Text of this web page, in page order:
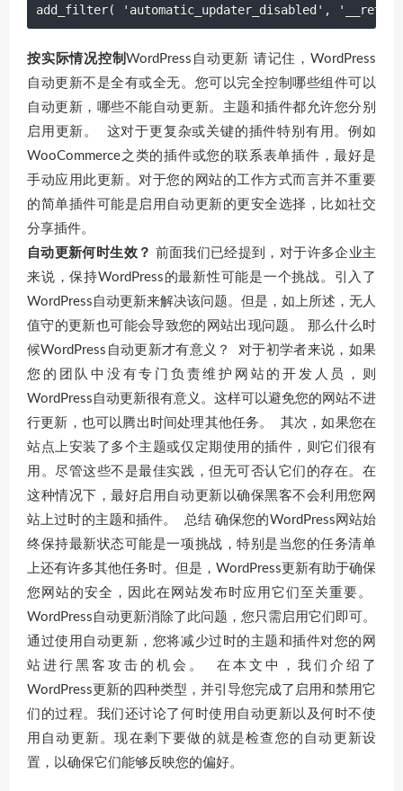
add_filter( 'automatic_updater_disabled',
按实际情况控制WordPress自动更新 请记住，WordPress
自动更新不是全有或全无。您可以完全控制哪些组件可以
自动更新，哪些不能自动更新。主题和插件都允许您分别
启用更新。 这对于更复杂或关键的插件特别有用。例如
WooCommerce之类的插件或您的联系表单插件，最好是
手动应用此更新。对于您的网站的工作方式而言并不重要
的简单插件可能是启用自动更新的更安全选择，比如社交
分享插件。
自动更新何时生效？ 前面我们已经提到，对于许多企业主
来说，保持WordPress的最新性可能是一个挑战。引入了
WordPress自动更新来解决该问题。但是，如上所述，无人
值守的更新也可能会导致您的网站出现问题。 那么什么时
候WordPress自动更新才有意义？ 对于初学者来说，如果
您的团队中没有专门负责维护网站的开发人员，则
WordPress自动更新很有意义。这样可以避免您的网站不进
行更新，也可以腾出时间处理其他任务。 其次，如果您在
站点上安装了多个主题或仅定期使用的插件，则它们很有
用。尽管这些不是最佳实践，但无可否认它们的存在。在
这种情况下，最好启用自动更新以确保黑客不会利用您网
站上过时的主题和插件。 总结 确保您的WordPress网站始
终保持最新状态可能是一项挑战，特别是当您的任务清单
上还有许多其他任务时。但是，WordPress更新有助于确保
您网站的安全，因此在网站发布时应用它们至关重要。
WordPress自动更新消除了此问题，您只需启用它们即可。
通过使用自动更新，您将减少过时的主题和插件对您的网
站进行黑客攻击的机会。 在本文中，我们介绍了
WordPress更新的四种类型，并引导您完成了启用和禁用它
们的过程。我们还讨论了何时使用自动更新以及何时不使
用自动更新。现在剩下要做的就是检查您的自动更新设
置，以确保它们能够反映您的偏好。